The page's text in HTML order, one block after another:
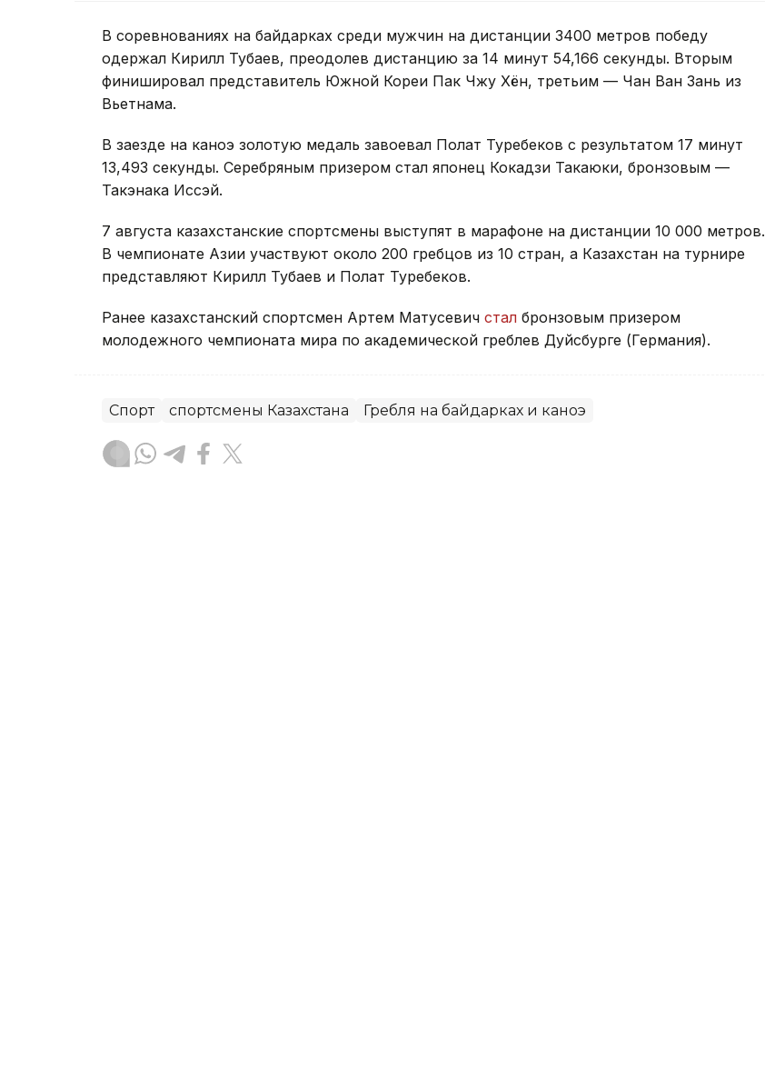
В соревнованиях на байдарках среди мужчин на дистанции 3400 метров победу
одержал Кирилл Тубаев, преодолев дистанцию за 14 минут 54,166 секунды. Вторым
финишировал представитель Южной Кореи Пак Чжу Хён, третьим — Чан Ван Зань из
Вьетнама.
В заезде на каноэ золотую медаль завоевал Полат Туребеков с результатом 17 минут
13,493 секунды. Серебряным призером стал японец Кокадзи Такаюки, бронзовым —
Такэнака Иссэй.
7 августа казахстанские спортсмены выступят в марафоне на дистанции 10 000 метров.
В чемпионате Азии участвуют около 200 гребцов из 10 стран, а Казахстан на турнире
представляют Кирилл Тубаев и Полат Туребеков.
Ранее казахстанский спортсмен Артем Матусевич стал бронзовым призером
молодежного чемпионата мира по академической греблев Дуйсбурге (Германия).
Спорт спортсмены Казахстана Гребля на байдарках и каноэ